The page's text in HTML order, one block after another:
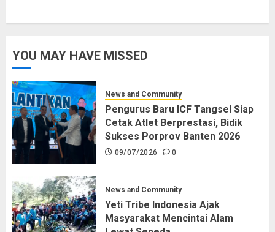
YOU MAY HAVE MISSED
News and Community
Pengurus Baru ICF Tangsel Siap
Cetak Atlet Berprestasi, Bidik
Sukses Porprov Banten 2026
09/07/2026 0
News and Community
Yeti Tribe Indonesia Ajak
Masyarakat Mencintai Alam